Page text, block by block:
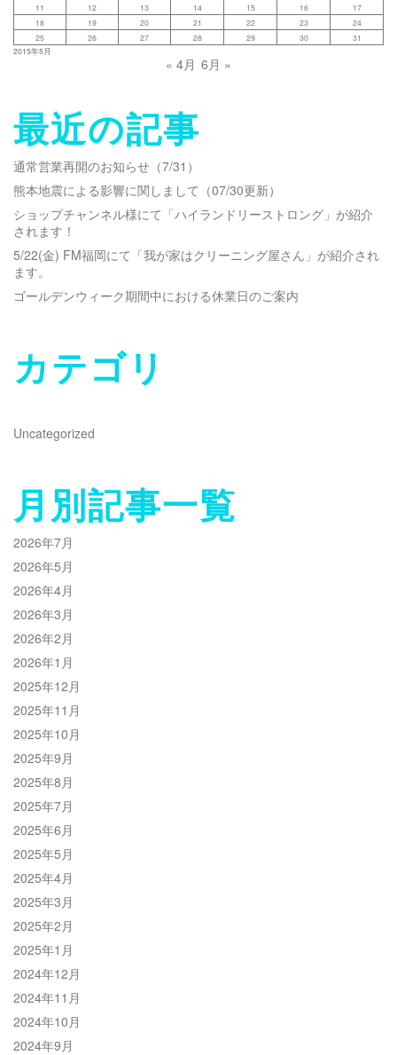
グ
わ
せ
2015年5月
11
12 13 14 15 16
17
18
19 20 21 22 23
24
25
26 27 28 29 30 31
« 4月 6月 »
最近の記事
通常営業再開のお知らせ（7/31）
熊本地震による影響に関しまして（07/30更新）
ショップチャンネル様にて「ハイランドリーストロング」が紹介
されます！
5/22(金) FM福岡にて「我が家はクリーニング屋さん」が紹介され
ます。
ゴールデンウィーク期間中における休業日のご案内
カテゴリ
Uncategorized
月別記事一覧
2026年7月
2026年5月
2026年4月
2026年3月
2026年2月
2026年1月
2025年12月
2025年11月
2025年10月
2025年9月
2025年8月
2025年7月
2025年6月
2025年5月
2025年4月
2025年3月
2025年2月
2025年1月
2024年12月
2024年11月
2024年10月
2024年9月